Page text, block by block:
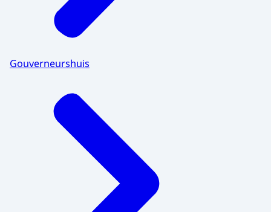
Gouverneurshuis